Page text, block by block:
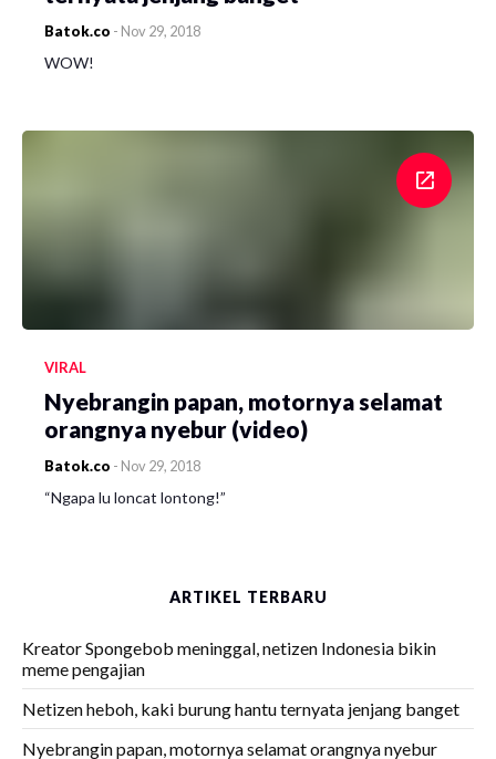
Batok.co - Nov 29, 2018
WOW!
VIRAL
Nyebrangin papan, motornya selamat
orangnya nyebur (video)
Batok.co - Nov 29, 2018
“Ngapa lu loncat lontong!”
ARTIKEL TERBARU
Kreator Spongebob meninggal, netizen Indonesia bikin
meme pengajian
Netizen heboh, kaki burung hantu ternyata jenjang banget
Nyebrangin papan, motornya selamat orangnya nyebur